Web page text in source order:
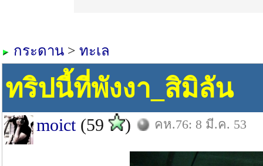
กระดาน > ทะเล
ทริปนี้ที่พังงา_สิมิลัน
moict(59 ) คห.76: 8 มี.ค. 53